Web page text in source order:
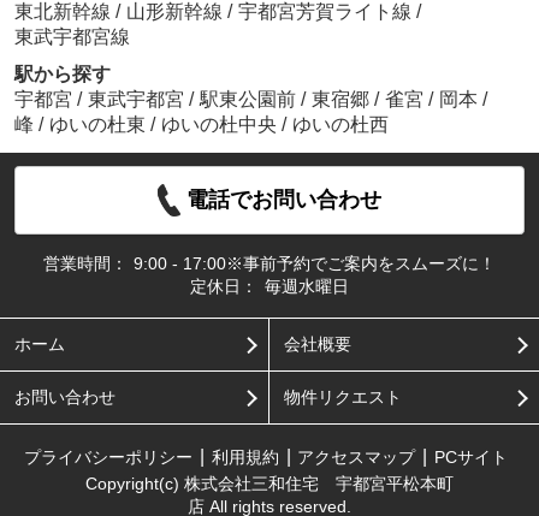
東北新幹線 / 山形新幹線 / 宇都宮芳賀ライト線 /
東武宇都宮線
駅から探す
宇都宮 / 東武宇都宮 / 駅東公園前 / 東宿郷 / 雀宮 / 岡本 /
峰 / ゆいの杜東 / ゆいの杜中央 / ゆいの杜西
電話でお問い合わせ
営業時間：
9:00 - 17:00※事前予約でご案内をスムーズに！
定休日：
毎週水曜日
ホーム 会社概要
お問い合わせ 物件リクエスト
プライバシーポリシー 利用規約 アクセスマップ
PCサイト
Copyright(c) 株式会社三和住宅 宇都宮平松本町
店 All rights reserved.